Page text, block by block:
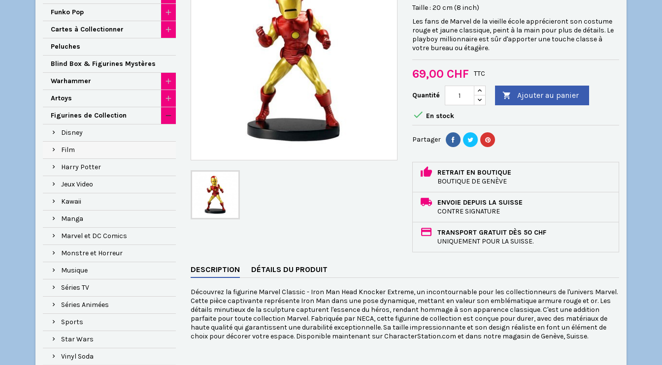
Funko Pop
Cartes à Collectionner
Peluches
Blind Box & Figurines Mystères
Warhammer
Artoys
Figurines de Collection
Disney
Film
Harry Potter
Jeux Video
Kawaii
Manga
Marvel et DC Comics
Monstre et Horreur
Musique
Séries TV
Séries Animées
Sports
Star Wars
Vinyl Soda
Taille : 20 cm (8 inch)
Les fans de Marvel de la vieille école apprécieront son costume
rouge et jaune classique, peint à la main pour plus de détails. Le
playboy millionnaire est sûr d'apporter une touche classe à
votre bureau ou étagère.
69,00 CHF TTC
Quantité  Ajouter au panier
 En stock
Partager
RETRAIT EN BOUTIQUE
BOUTIQUE DE GENÈVE
ENVOIE DEPUIS LA SUISSE
CONTRE SIGNATURE
TRANSPORT GRATUIT DÈS 50 CHF
UNIQUEMENT POUR LA SUISSE.
DESCRIPTION DÉTAILS DU PRODUIT
Découvrez la figurine Marvel Classic - Iron Man Head Knocker Extreme, un incontournable pour les collectionneurs de l'univers Marvel.
Cette pièce captivante représente Iron Man dans une pose dynamique, mettant en valeur son emblématique armure rouge et or. Les
détails minutieux de la sculpture capturent l'essence du héros, rendant hommage à son apparence classique. C'est une addition
parfaite pour toute collection Marvel. Fabriquée par NECA, cette figurine de collection est conçue pour durer, avec des matériaux de
haute qualité qui garantissent une durabilité exceptionnelle. Sa taille impressionnante et son design réaliste en font un élément de
choix pour décorer votre espace. Disponible maintenant sur CharacterStation.com et dans notre magasin de Genève, Suisse.